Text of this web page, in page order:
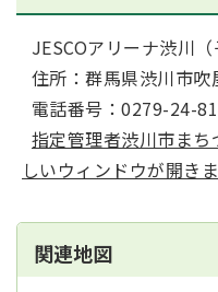
JESCOアリーナ渋川（
住所：群馬県渋川市吹
電話番号：0279-24-
指定管理者渋川市ま
しいウィンドウが開きま
関連地図